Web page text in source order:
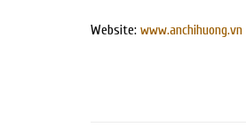
Website: www.anchihuong.vn